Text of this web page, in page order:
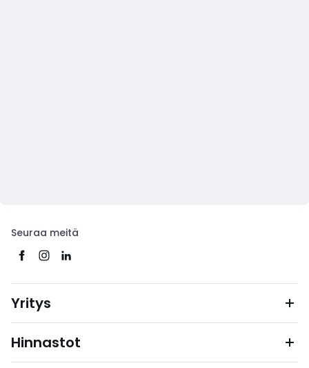
Seuraa meitä
Yritys
Hinnastot